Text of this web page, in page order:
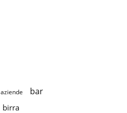
aziende bar
birra